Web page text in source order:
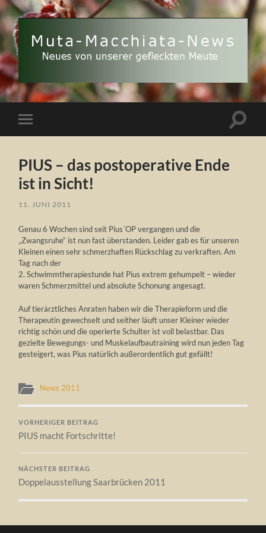
Muta
Macchiata-
News
Mobile-
Menü
PIUS – das postoperative Ende
ist in Sicht!
11. JUNI 2011
Genau 6 Wochen sind seit Pius´OP vergangen und die
„Zwangsruhe“ ist nun fast überstanden. Leider gab es für unseren
Kleinen einen sehr schmerzhaften Rückschlag zu verkraften. Am
Tag nach der
2. Schwimmtherapiestunde hat Pius extrem gehumpelt – wieder
waren Schmerzmittel und absolute Schonung angesagt.
Auf tierärztliches Anraten haben wir die Therapieform und die
Therapeutin gewechselt und seither läuft unser Kleiner wieder
richtig schön und die operierte Schulter ist voll belastbar. Das
gezielte Bewegungs- und Muskelaufbautraining wird nun jeden Tag
gesteigert, was Pius natürlich außerordentlich gut gefällt!
News 2011
VORHERIGER BEITRAG
PIUS macht Fortschritte!
NÄCHSTER BEITRAG
Doppelausstellung Saarbrücken 2011